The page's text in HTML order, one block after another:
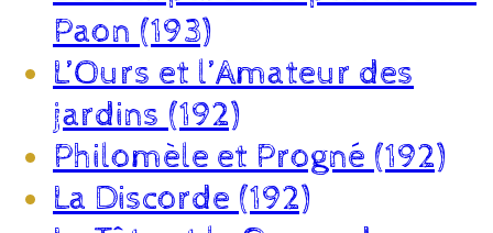
Paon (193)
L’Ours et l’Amateur des
jardins (192)
Philomèle et Progné (192)
La Discorde (192)